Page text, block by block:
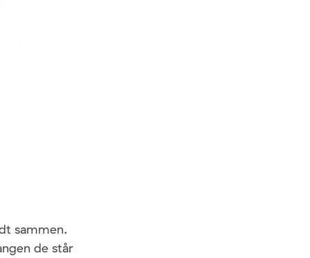
sammen.
de står